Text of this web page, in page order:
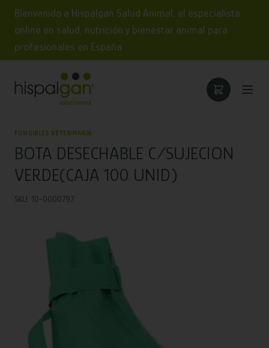
Bienvenido a Hispalgan Salud Animal, el especialista
online en salud, nutrición y bienestar animal para
profesionales en España
FUNGIBLES VETERINARIA
BOTA DESECHABLE C/SUJECION
VERDE(CAJA 100 UNID)
SKU: 10-0000797